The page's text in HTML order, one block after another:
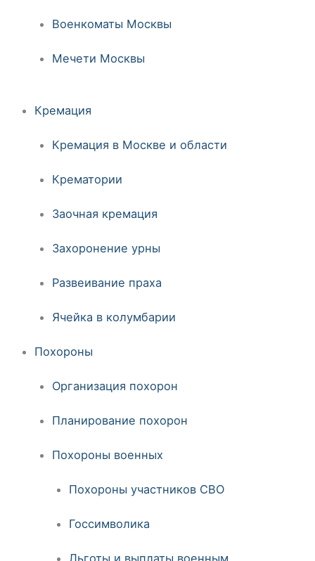
Военкоматы Москвы
Мечети Москвы
Кремация
Кремация в Москве и области
Крематории
Заочная кремация
Захоронение урны
Развеивание праха
Ячейка в колумбарии
Похороны
Организация похорон
Планирование похорон
Похороны военных
Похороны участников СВО
Госсимволика
Льготы и выплаты военным